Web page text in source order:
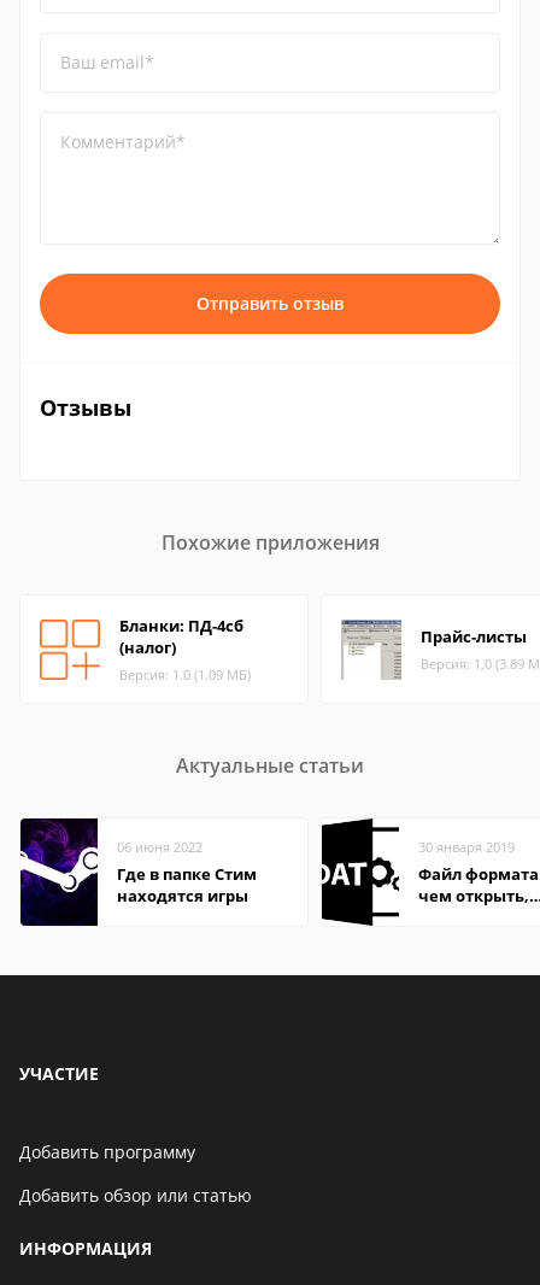
Ваш email*
Комментарий*
Отправить отзыв
Отзывы
Похожие приложения
Бланки: ПД-4сб
(налог)
Версия: 1.0 (1.09 МБ)
Прайс-листы
Версия: 1,0 (3.89
Актуальные статьи
06 июня 2022
Где в папке Стим
находятся игры
30 января 2019
Файл формата
чем открыть,
УЧАСТИЕ
Добавить программу
Добавить обзор или статью
ИНФОРМАЦИЯ